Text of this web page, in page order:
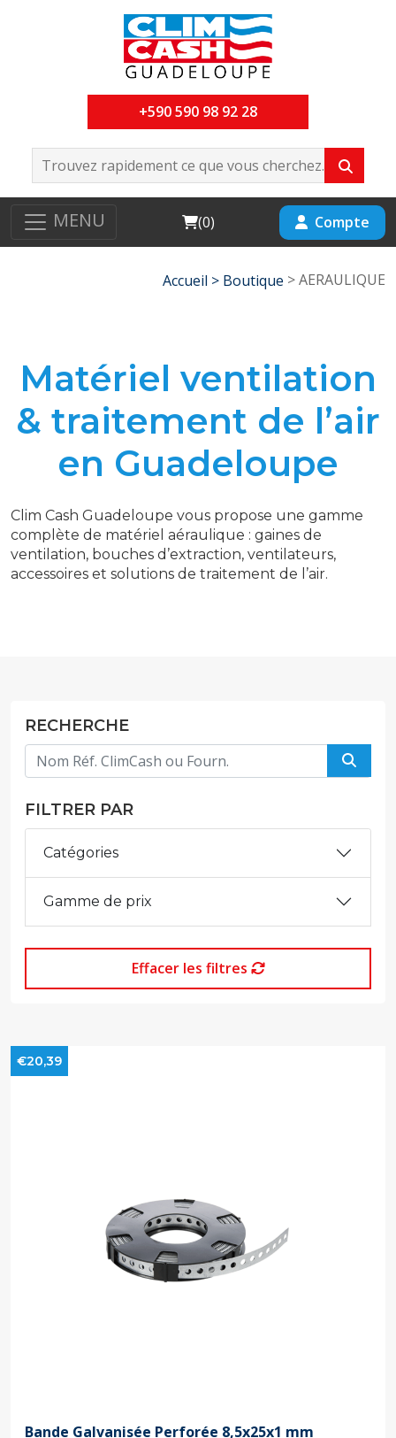
+590 590 98 92 28
MENU Cart
(0) Compte
Accueil > Boutique > AERAULIQUE
Matériel ventilation
& traitement de l’air
en Guadeloupe
Clim Cash Guadeloupe vous propose une gamme
complète de matériel aéraulique : gaines de
ventilation, bouches d’extraction, ventilateurs,
accessoires et solutions de traitement de l’air.
RECHERCHE
FILTRER PAR
Catégories
Gamme de prix
Effacer les filtres
€20,39
Bande Galvanisée Perforée 8,5x25x1 mm